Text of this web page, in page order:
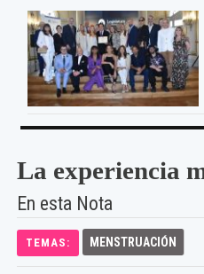
La experiencia
En esta Nota
TEMAS: MENSTRUACIÓN